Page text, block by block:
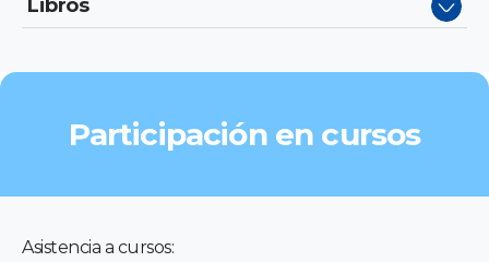
Libros
Participación en cursos
Asistencia a cursos: